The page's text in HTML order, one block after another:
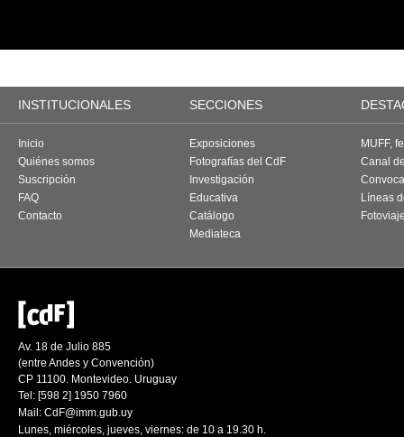
INSTITUCIONALES SECCIONES
Inicio
Quiénes somos
Suscripción
FAQ
Contacto
Exposiciones
Fotografías del CdF
Investigación
Educativa
Catálogo
Mediateca
MUFF,
Canal
Líneas
Av. 18 de Julio 885
(entre Andes y Convención)
CP 11100. Montevideo. Uruguay
Tel: [598 2] 1950 7960
Mail: CdF@imm.gub.uy
Lunes, miércoles, jueves, viernes: de 10 a 19.30 h.